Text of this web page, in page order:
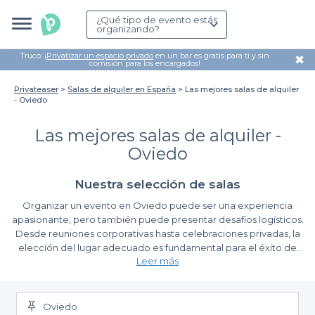
¿Qué tipo de evento estás
organizando?
Truco: ¡Privatizar un espacio privado en un bar es gratis para ti y sin
comisión para los encargados! ✖
Privateaser Salas de alquiler en España
Las mejores salas de alquiler
- Oviedo
Las mejores salas de alquiler -
Oviedo
Nuestra selección de salas
Organizar un evento en Oviedo puede ser una experiencia
apasionante, pero también puede presentar desafíos logísticos.
Desde reuniones corporativas hasta celebraciones privadas, la
elección del lugar adecuado es fundamental para el éxito de
cualquier evento. En este sentido, encontrar el espacio perfecto
entra en juego, proporcionándote una plataforma sencilla y
eficiente para reservar las mejores salas de alquiler en la
Ventajas de Usar Privateaser Para Alquilar Salas En
Leer más
Oviedo